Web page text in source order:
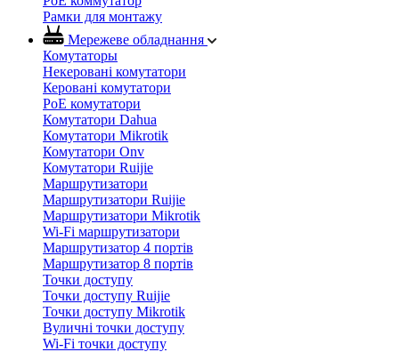
Рамки для монтажу
Мережеве обладнання
Комутаторы
Некеровані комутатори
Керовані комутатори
PoE комутатори
Комутатори Dahua
Комутатори Mikrotik
Комутатори Onv
Комутатори Ruijie
Маршрутизатори
Маршрутизатори Ruijie
Маршрутизатори Mikrotik
Wi-Fi маршрутизатори
Маршрутизатор 4 портів
Маршрутизатор 8 портів
Точки доступу
Точки доступу Ruijie
Точки доступу Mikrotik
Вуличні точки доступу
Wi-Fi точки доступу